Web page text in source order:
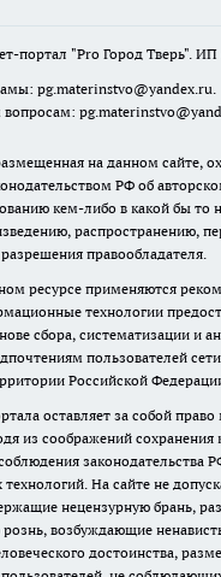
портал "Pro Город Тверь".
pg.materinstvo@yandex.ru.
на данном сайте,
РФ об
кем-либо в какой бы то
распространению,
правообладателя.
ресурсе применяются
технологии
сбора, систематизации и
пользователей
Российской
оставляет за собой
из соображений сохранения
законодательства
На сайте не
нецензурную брань,
возбуждающие
достоинства,